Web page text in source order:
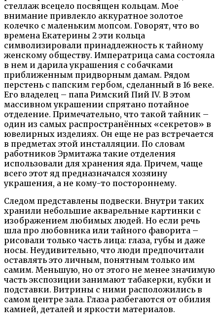
стеллаж всецело посвящен кольцам. Мое
внимание привлекло аккуратное золотое
колечко с маленьким мопсом. Говорят, что во
времена Екатерины 2 эти кольца
символизировали принадлежность к тайному
женскому обществу. Императрица сама состояла
в нем и дарила украшения с собачками
приближенным придворным дамам. Рядом
перстень с папским гербом, сделанный в 16 веке.
Его владелец – папа Римский Пий IV. В этом
массивном украшении спрятано потайное
отделение. Примечательно, что такой тайник –
один из самых распространённых «секретов» в
ювелирных изделиях. Он еще не раз встречается
в предметах этой инсталляции. По словам
работников Эрмитажа такие отделения
использовали для хранения яда. Причем, чаще
всего этот яд предназначался хозяину
украшения, а не кому-то постороннему.
Следом представлены подвески. Внутри таких
хранили небольшие акварельные картинки с
изображением любимых людей. Но если речь
шла про любовника или тайного фаворита –
рисовали только часть лица: глаза, губы и даже
носы. Неудивительно, что люди предпочитали
оставлять это личным, понятным только им
самим. Меньшую, но от этого не менее значимую
часть экспозиции занимают табакерки, кубки и
подставки. Витрины с ними расположились в
самом центре зала. Глаза разбегаются от обилия
камней, деталей и яркости материалов.